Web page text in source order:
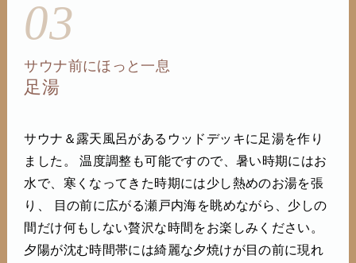
03
サウナ前にほっと一息
足湯
サウナ＆露天風呂があるウッドデッキに足湯を作り
ました。 温度調整も可能ですので、暑い時期にはお
水で、寒くなってきた時期には少し熱めのお湯を張
り、 目の前に広がる瀬戸内海を眺めながら、少しの
間だけ何もしない贅沢な時間をお楽しみください。
夕陽が沈む時間帯には綺麗な夕焼けが目の前に現れ